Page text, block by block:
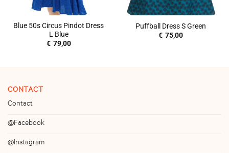
Blue 50s Circus Pindot Dress
L Blue
€ 79,00
Puffball Dress S Green
€ 75,00
CONTACT
Contact
@Facebook
@Instagram